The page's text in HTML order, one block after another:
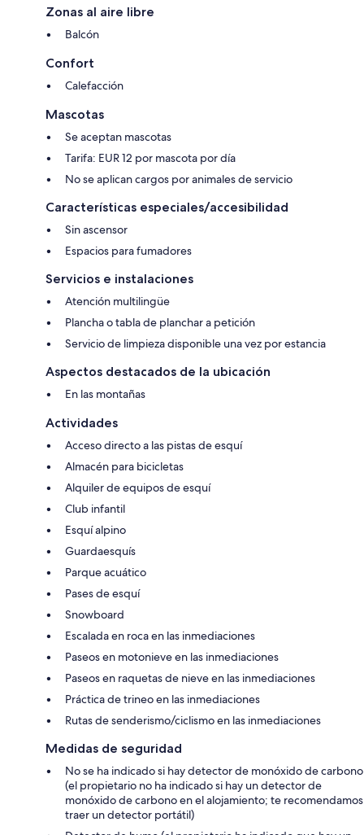
Zonas al aire libre
Balcón
Confort
Calefacción
Mascotas
Se aceptan mascotas
Tarifa: EUR 12 por mascota por día
No se aplican cargos por animales de servicio
Características especiales/accesibilidad
Sin ascensor
Espacios para fumadores
Servicios e instalaciones
Atención multilingüe
Plancha o tabla de planchar a petición
Servicio de limpieza disponible una vez por estancia
Aspectos destacados de la ubicación
En las montañas
Actividades
Acceso directo a las pistas de esquí
Almacén para bicicletas
Alquiler de equipos de esquí
Club infantil
Esquí alpino
Guardaesquís
Parque acuático
Pases de esquí
Snowboard
Escalada en roca en las inmediaciones
Paseos en motonieve en las inmediaciones
Paseos en raquetas de nieve en las inmediaciones
Práctica de trineo en las inmediaciones
Rutas de senderismo/ciclismo en las inmediaciones
Medidas de seguridad
No se ha indicado si hay detector de monóxido de carbono
(el propietario no ha indicado si hay un detector de
monóxido de carbono en el alojamiento; te recomendamos
traer un detector portátil)